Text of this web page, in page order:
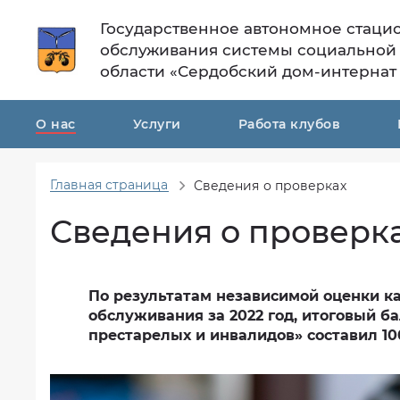
Государственное автономное
обслуживания системы
области «Сердобский дом-
О нас
Общая
Структура
"Сердобский
дом-
интернат
и
Услуги
Тарифы
социальные
услуги
работы
ГАСУСОССЗН
ПО
Работа клубов
Главная страница Сведения о проверках
Сведения о
По результатам независимой оценки
обслуживания за 2022 год, итоговый
престарелых и инвалидов» составил